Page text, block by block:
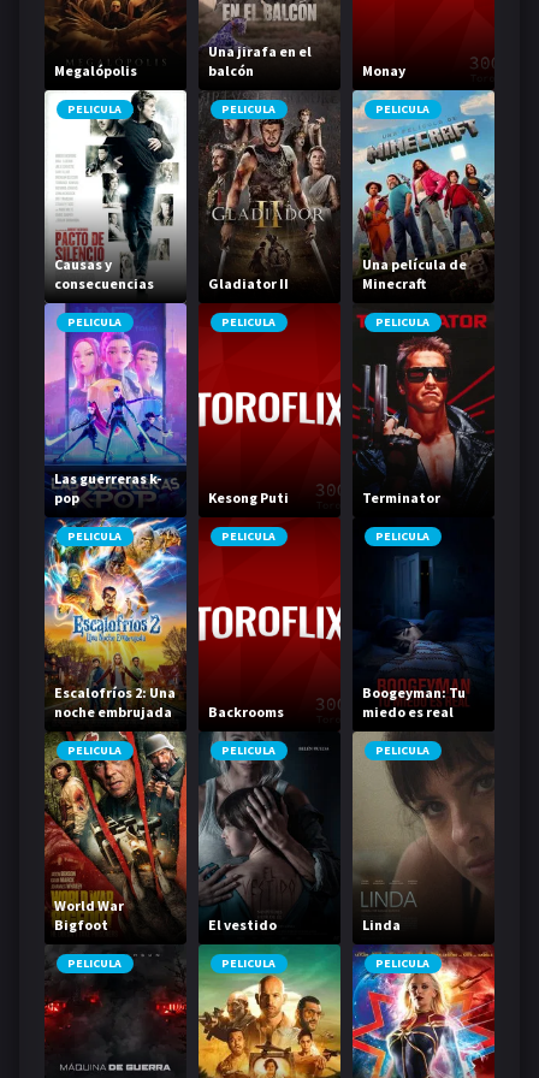
Megalópolis
Una jirafa en el
balcón
Monay
PELICULA
Causas y
consecuencias
PELICULA
Gladiator II
PELICULA
Una película de
Minecraft
PELICULA
Las guerreras k-
pop
PELICULA
Kesong Puti
PELICULA
Terminator
PELICULA
Escalofríos 2: Una
noche embrujada
PELICULA
Backrooms
PELICULA
Boogeyman: Tu
miedo es real
PELICULA
World War
Bigfoot
PELICULA
El vestido
PELICULA
Linda
PELICULA PELICULA PELICULA